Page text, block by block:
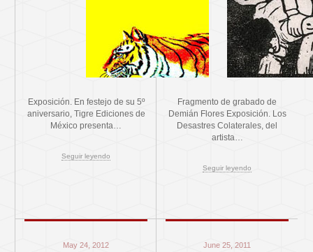
Exposición. En festejo de su 5º
aniversario, Tigre Ediciones de
México presenta…
Seguir leyendo
Fragmento de grabado de
Demián Flores Exposición. Los
Desastres Colaterales, del
artista…
Seguir leyendo
May 24, 2012
June 25, 2011